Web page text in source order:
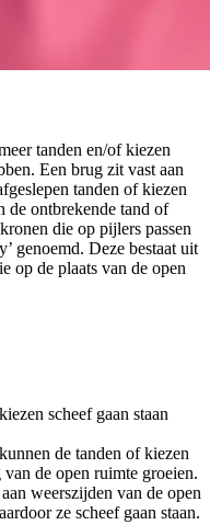
tanden en/of kiezen
Een brug zit vast aan
tanden of kiezen
de ontbrekende tand of
die op pijlers passen
genoemd. Deze bestaat uit
op de plaats van de open
scheef gaan staan
de tanden of kiezen
de open ruimte groeien.
weerszijden van de open
ze scheef gaan staan.